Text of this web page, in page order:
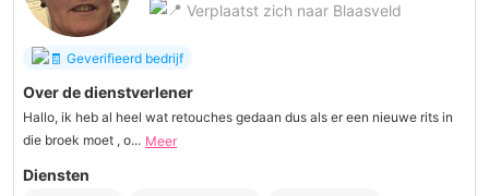
Verplaatst zich naar Blaasveld
Geverifieerd bedrijf
Over de dienstverlener
Hallo, ik heb al heel wat retouches gedaan dus als er een nieuwe rits in
die broek moet , o... Meer
Diensten